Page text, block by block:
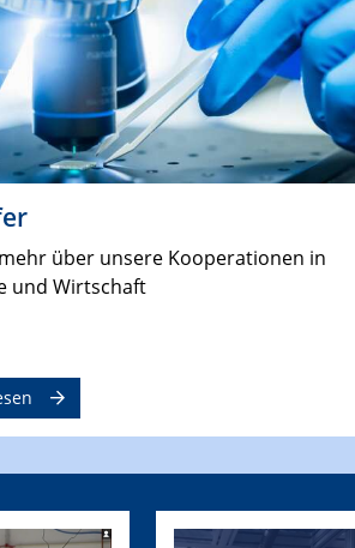
über unsere Kooperationen in
und Wirtschaft